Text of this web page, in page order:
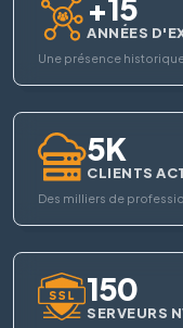
ANNÉES
Une présence
5K
CLIENTS
Des milliers de
150
SERVEURS